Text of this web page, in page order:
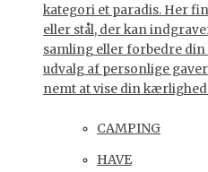
kategori et paradis. Her
eller stål, der kan
samling eller forbedre din
udvalg af personlige
nemt at vise din
CAMPING
HAVE